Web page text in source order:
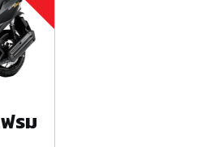
รม